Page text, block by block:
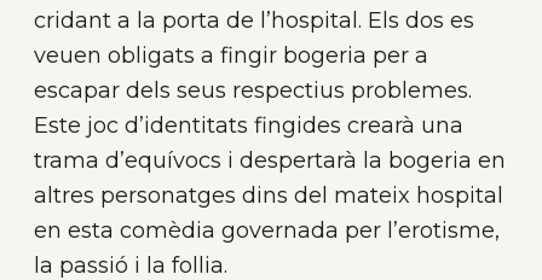
cridant a la porta de l’hospital. Els dos es
veuen obligats a fingir bogeria per a
escapar dels seus respectius problemes.
Este joc d’identitats fingides crearà una
trama d’equívocs i despertarà la bogeria en
altres personatges dins del mateix hospital
en esta comèdia governada per l’erotisme,
la passió i la follia.